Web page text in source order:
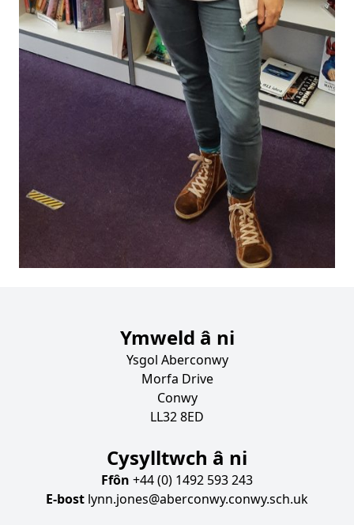
Ymweld â ni
Ysgol Aberconwy
Morfa Drive
Conwy
LL32 8ED
Cysylltwch â ni
Ffôn +44 (0) 1492 593 243
E-bost lynn.jones@aberconwy.conwy.sch.uk